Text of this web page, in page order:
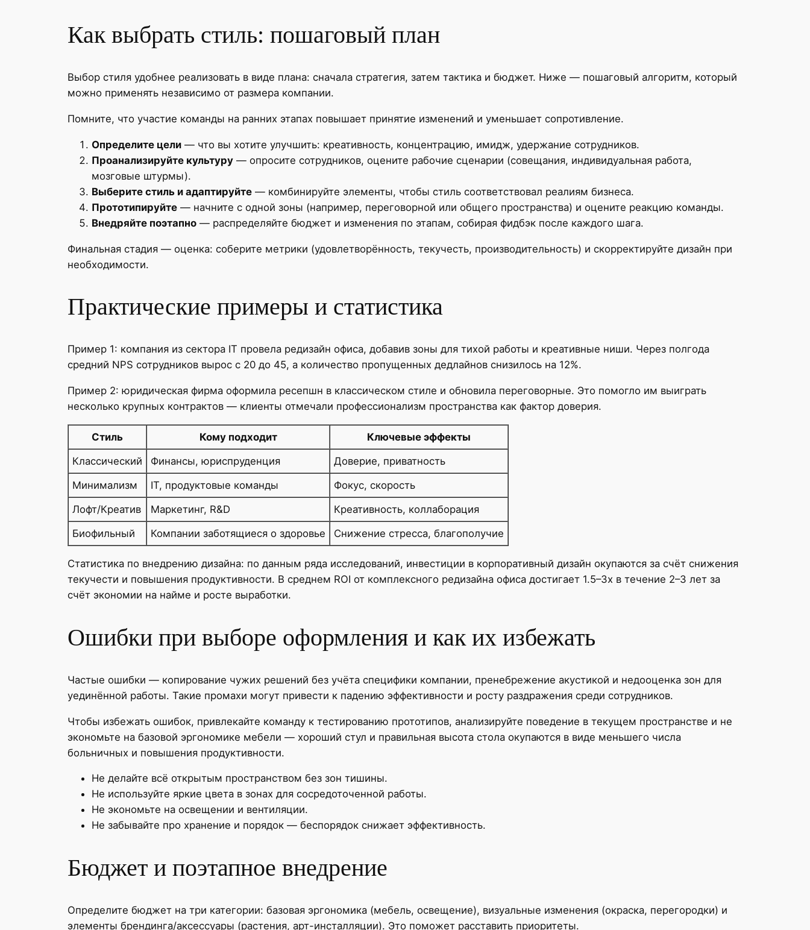
Как выбрать стиль: пошаговый план
Выбор стиля удобнее реализовать в виде плана: сначала стратегия, затем тактика и бюджет. Ниже — пошаговый алгоритм, который
можно применять независимо от размера компании.
Помните, что участие команды на ранних этапах повышает принятие изменений и уменьшает сопротивление.
Определите цели — что вы хотите улучшить: креативность, концентрацию, имидж, удержание сотрудников.
Проанализируйте культуру — опросите сотрудников, оцените рабочие сценарии (совещания, индивидуальная работа,
мозговые штурмы).
Выберите стиль и адаптируйте — комбинируйте элементы, чтобы стиль соответствовал реалиям бизнеса.
Прототипируйте — начните с одной зоны (например, переговорной или общего пространства) и оцените реакцию команды.
Внедряйте поэтапно — распределяйте бюджет и изменения по этапам, собирая фидбэк после каждого шага.
Финальная стадия — оценка: соберите метрики (удовлетворённость, текучесть, производительность) и скорректируйте дизайн при
необходимости.
Практические примеры и статистика
Пример 1: компания из сектора IT провела редизайн офиса, добавив зоны для тихой работы и креативные ниши. Через полгода
средний NPS сотрудников вырос с 20 до 45, а количество пропущенных дедлайнов снизилось на 12%.
Пример 2: юридическая фирма оформила ресепшн в классическом стиле и обновила переговорные. Это помогло им выиграть
несколько крупных контрактов — клиенты отмечали профессионализм пространства как фактор доверия.
Стиль Кому подходит
Ключевые эффекты
Классический
Финансы, юриспруденция
Доверие, приватность
Минимализм
IT, продуктовые команды
Фокус, скорость
Лофт/Креатив
Маркетинг, R&D
Креативность, коллаборация
Биофильный
Компании заботящиеся о здоровье Снижение стресса, благополучие
Статистика по внедрению дизайна: по данным ряда исследований, инвестиции в корпоративный дизайн окупаются за счёт снижения
текучести и повышения продуктивности. В среднем ROI от комплексного редизайна офиса достигает 1.5–3x в течение 2–3 лет за
счёт экономии на найме и росте выработки.
Ошибки при выборе оформления и как их избежать
Частые ошибки — копирование чужих решений без учёта специфики компании, пренебрежение акустикой и недооценка зон для
уединённой работы. Такие промахи могут привести к падению эффективности и росту раздражения среди сотрудников.
Чтобы избежать ошибок, привлекайте команду к тестированию прототипов, анализируйте поведение в текущем пространстве и не
экономьте на базовой эргономике мебели — хороший стул и правильная высота стола окупаются в виде меньшего числа
больничных и повышения продуктивности.
Не делайте всё открытым пространством без зон тишины.
Не используйте яркие цвета в зонах для сосредоточенной работы.
Не экономьте на освещении и вентиляции.
Не забывайте про хранение и порядок — беспорядок снижает эффективность.
Бюджет и поэтапное внедрение
Определите бюджет на три категории: базовая эргономика (мебель, освещение), визуальные изменения (окраска, перегородки) и
элементы брендинга/аксессуары (растения, арт-инсталляции). Это поможет расставить приоритеты.